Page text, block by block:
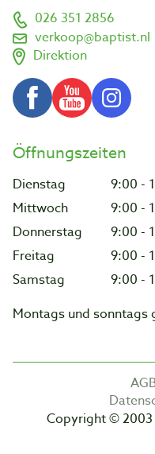
026 351 2856
verkoop@baptist.nl
Direktion
Öffnungszeiten
Dienstag
9:00 -
Mittwoch
9:00 -
Donnerstag
9:00 -
Freitag
9:00 -
Samstag
9:00 -
Montags und sonntags
Copyright © 2003